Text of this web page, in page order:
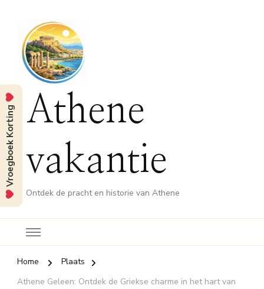
Athene
vakantie
Ontdek de pracht en historie van Athene
Home
Plaats
Athene Geleen: Ontdek de Griekse charme in het hart van
Vroegboek Korting